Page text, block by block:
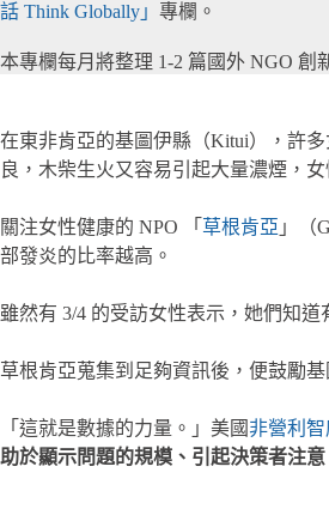
話 Think Globally」 專欄。
本專欄每月將整理 1-2 篇國外 NGO
在東非肯亞的基圖伊縣（Kitui），許
良，木柴生火又容易引起大量濃煙，
關注女性健康的 NPO 「 草根肯亞 」（
部發炎的比率越高。
雖然有 3/4 的受訪女性表示，她們知
草根肯亞蒐集到足夠資訊後，便鼓勵
「這就是數據的力量。」美國 非營利
助於顯示問題的規模、引起決策者注意